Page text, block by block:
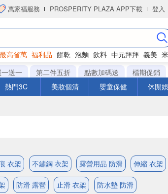
萬家福服務 PROSPERITY PLAZA APP下載 登入
高省萬 福利品 餅乾 泡麵 飲料 中元拜拜 義美 米
一送一 第二件五折 點數加碼送 檔期促銷
熱門3C 美妝個清 嬰童保健 休閒
衣架 不鏽鋼 衣架 露營用品 防滑 伸縮 衣架
防滑 露營 止滑 衣架 防水墊 防滑